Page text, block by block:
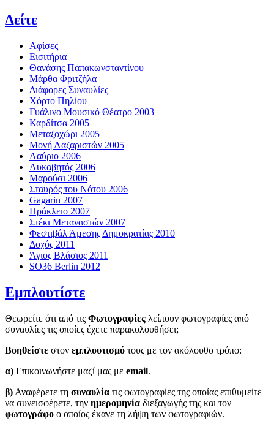
Δείτε
Αφίσες
Εισιτήρια
Θανάσης Παπακωνσταντίνου
Μάρθα Φριτζήλα
Διάφορες Συναυλίες
Χόρτο Πηλίου
Γυάλινο Μουσικό Θέατρο 2003
Καρδίτσα 2005
Μεταξοχώρι 2005
Μονή Λαζαριστών 2005
Λαύριο 2006
Λυκαβητός 2006
Μαρούσι 2006
Σταυρός του Νότου 2006
Gagarin 2007
Ηράκλειο 2007
Στέκι Μεταναστών 2007
Φεστιβάλ Άμεσης Δημοκρατίας 2010
Δοχός 2011
Άγιος Βλάσιος 2011
SO36 Berlin 2012
Εμπλουτίστε
Θεωρείτε ότι από τις Φωτογραφίες λείπουν φωτογραφίες από
συναυλίες τις οποίες έχετε παρακολουθήσει;
Βοηθείστε στον εμπλουτισμό τους με τον ακόλουθο τρόπο:
α) Επικοινωνήστε μαζί μας με email.
β) Αναφέρετε τη συναυλία τις φωτογραφίες της οποίας επιθυμείτε
να συνεισφέρετε, την ημερομηνία διεξαγωγής της και τον
φωτογράφο ο οποίος έκανε τη λήψη των φωτογραφιών.